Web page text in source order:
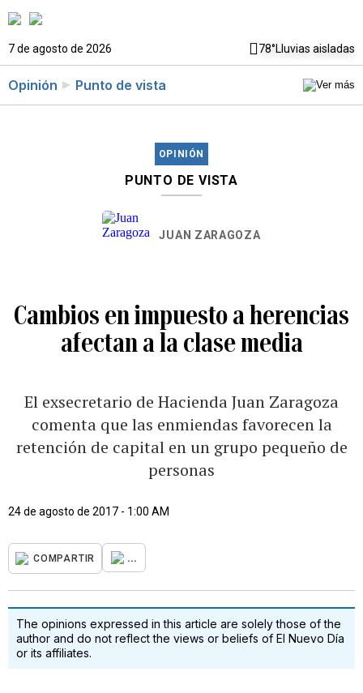
7 de agosto de 2026 78°Lluvias aisladas
Opinión Punto de vista
OPINIÓN
PUNTO DE VISTA
JUAN ZARAGOZA
Cambios en impuesto a herencias
afectan a la clase media
El exsecretario de Hacienda Juan Zaragoza
comenta que las enmiendas favorecen la
retención de capital en un grupo pequeño de
personas
24 de agosto de 2017 - 1:00 AM
COMPARTIR ...
The opinions expressed in this article are solely those of the
author and do not reflect the views or beliefs of El Nuevo Día
or its affiliates.